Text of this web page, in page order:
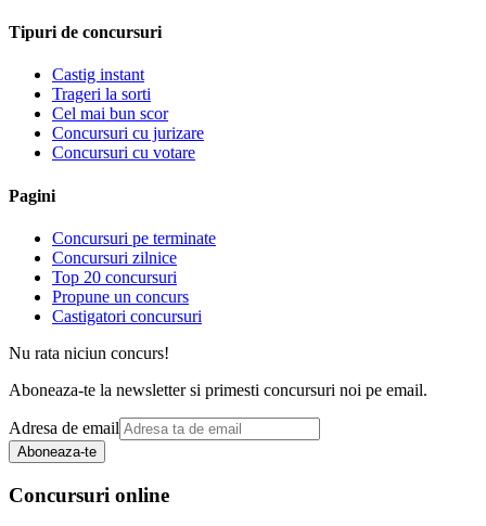
Tipuri de concursuri
Castig instant
Trageri la sorti
Cel mai bun scor
Concursuri cu jurizare
Concursuri cu votare
Pagini
Concursuri pe terminate
Concursuri zilnice
Top 20 concursuri
Propune un concurs
Castigatori concursuri
Nu rata niciun concurs!
Aboneaza-te la newsletter si primesti concursuri noi pe email.
Adresa de email
Aboneaza-te
Concursuri online